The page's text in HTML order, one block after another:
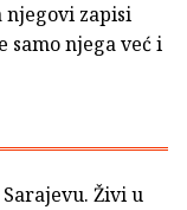
njegovi zapisi
njega već i
Živi u